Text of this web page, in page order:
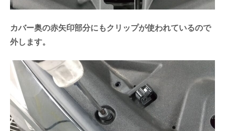
カバー奥の赤矢印部分にもクリップが使われているので
外します。